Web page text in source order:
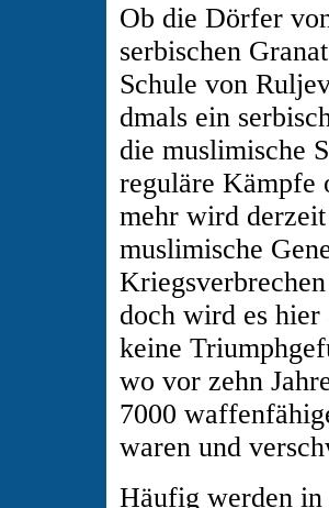
Ob die Dörfer
serbischen
Schule von
dmals ein
die muslimische
reguläre Kämpfe
mehr wird
muslimische
doch wird es hier
keine
wo vor zehn
7000
waren und
Häufig werden in